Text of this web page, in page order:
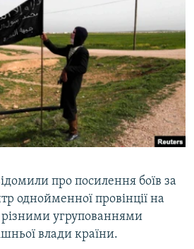
КРИМУ
про посилення боїв за
однойменної провінції на
різними угрупованнями
влади країни.